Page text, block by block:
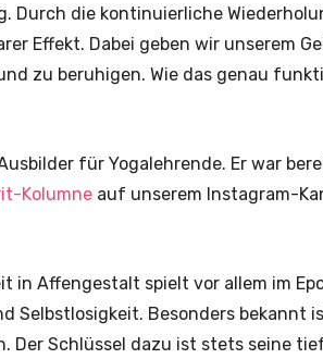
Durch die kontinuierliche
Effekt. Dabei geben wir unserem
zu beruhigen. Wie das genau
für Yogalehrende. Er war
Kolumne auf unserem Instagram-
in Affengestalt spielt vor allem im
Selbstlosigkeit. Besonders bekannt
Der Schlüssel dazu ist stets seine